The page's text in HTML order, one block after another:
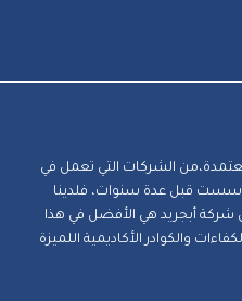
الشركات التي تعمل في
قبل عدة سنوات، فلدينا
شركة أبجريد هي الأفضل في هذا
والكوادر الأكاديمية اللميزة